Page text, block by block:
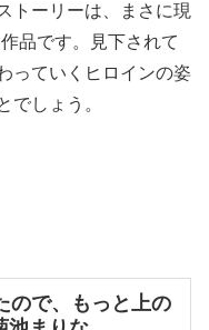
トーリーは、まさに現
品です。見下されて
っていくヒロインの姿
でしょう。
ので、もっと上の